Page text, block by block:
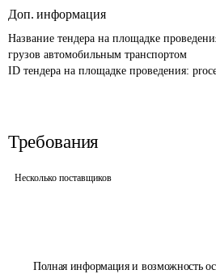
Полная информация и возможность
Доп. информация
Название тендера на площадке
грузов автомобильным транспортом
ID тендера на площадке проведения:
Требования
Несколько поставщиков